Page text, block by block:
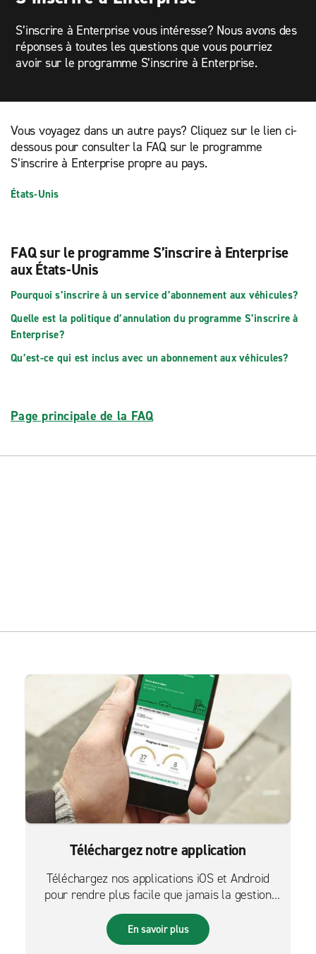
S’inscrire à Enterprise vous intéresse? Nous avons des
réponses à toutes les questions que vous pourriez
avoir sur le programme S’inscrire à Enterprise.
Vous voyagez dans un autre pays? Cliquez sur le lien ci-
dessous pour consulter la FAQ sur le programme
S’inscrire à Enterprise propre au pays.
États-Unis
FAQ sur le programme S’inscrire à Enterprise
aux États-Unis
Pourquoi s’inscrire à un service d’abonnement aux véhicules?
Quelle est la politique d’annulation du programme S’inscrire à
Enterprise?
Qu’est-ce qui est inclus avec un abonnement aux véhicules?
Page principale de la FAQ
Téléchargez notre application
Téléchargez nos applications iOS et Android
pour rendre plus facile que jamais la gestion
des réservations sur le pouce.
En savoir plus